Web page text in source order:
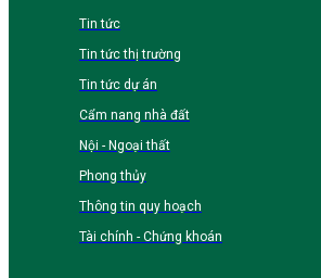
Tin tức
Tin tức thị trường
Tin tức dự án
Cẩm nang nhà đất
Nội - Ngoại thất
Phong thủy
Thông tin quy hoạch
Tài chính - Chứng khoán